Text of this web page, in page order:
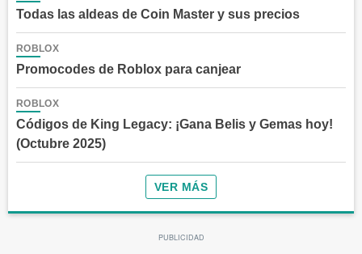
Todas las aldeas de Coin Master y sus precios
ROBLOX
Promocodes de Roblox para canjear
ROBLOX
Códigos de King Legacy: ¡Gana Belis y Gemas hoy!
(Octubre 2025)
VER MÁS